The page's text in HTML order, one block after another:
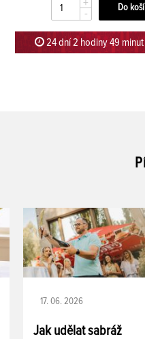
+
-
24 dní 2 hodiny 49
17. 06. 2026
Jak udělat sabráž